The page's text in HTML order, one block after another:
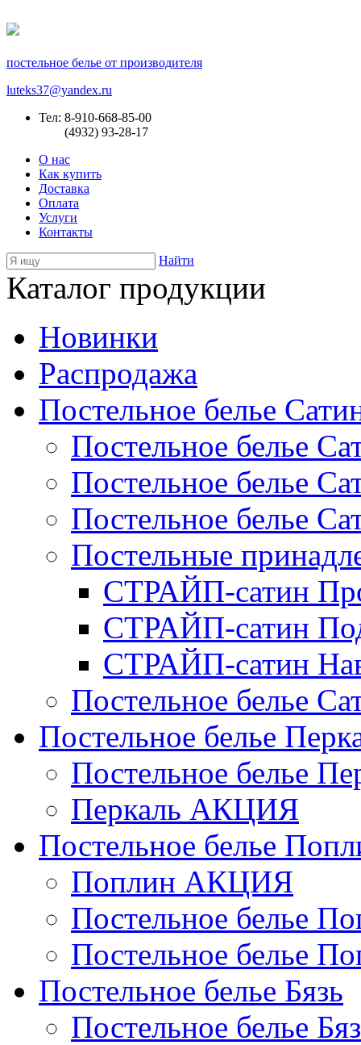
постельное белье от производителя
luteks37@yandex.ru
Тел: 8-910-668-85-00
(4932) 93-28-17
О нас
Как купить
Доставка
Оплата
Услуги
Контакты
Найти
Каталог продукции
Новинки
Распродажа
Постельное белье
Постельное белье
Постельное белье
Постельное белье
Постельные
СТРАЙП-сатин
СТРАЙП-сатин
СТРАЙП-сатин
Постельное белье
Постельное белье
Постельное белье
Перкаль АКЦИЯ
Постельное белье
Поплин АКЦИЯ
Постельное белье
Постельное белье
Постельное белье Бязь
Постельное белье